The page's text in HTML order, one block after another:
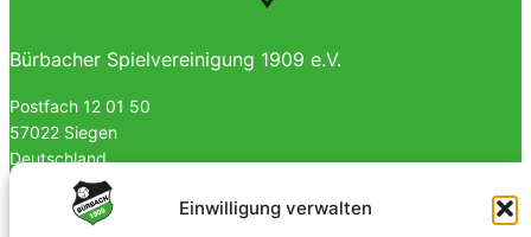
Einwilligung verwalten
Bürbacher Spielvereinigung 1909 e.V.
Postfach 12 01 50
57022 Siegen
Deutschland
0170 4903023